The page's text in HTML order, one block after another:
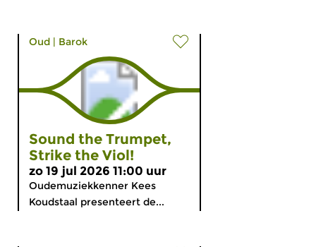
Oud | Barok
Sound the Trumpet,
Strike the Viol!
zo 19 jul 2026 11:00 uur
Oudemuziekkenner Kees
Koudstaal presenteert de...